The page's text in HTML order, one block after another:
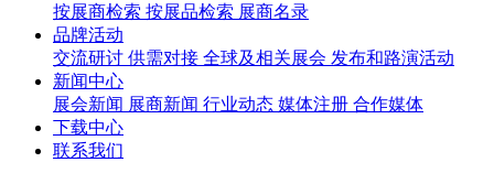
按展商检索 按展品检索 展商名录
品牌活动
交流研讨 供需对接 全球及相关展会 发布和路演活动
新闻中心
展会新闻 展商新闻 行业动态 媒体注册 合作媒体
下载中心
联系我们